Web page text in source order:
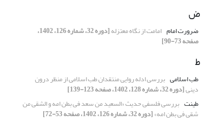
ض
ضرورت امام امامت از نگاه معتزله [دوره 32، شماره 126، 1402،
صفحه 73-90]
ط
طب اسلامی بررسی ادله روایی منتقدان طب اسلامی از منظر درون
دینی[دوره 32، شماره 128، 1402، صفحه 123-139]
طینت بررسی فلسفی حدیث «السعید من سعد فی بطن امه و الشقی من
شقی فی بطن امه»[دوره 32، شماره 126، 1402، صفحه 53-72]